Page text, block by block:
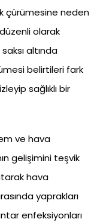
çürümesine neden
olarak
altında
belirtileri fark
sağlıklı bir
ve hava
gelişimini teşvik
hava
yaprakları
enfeksiyonları